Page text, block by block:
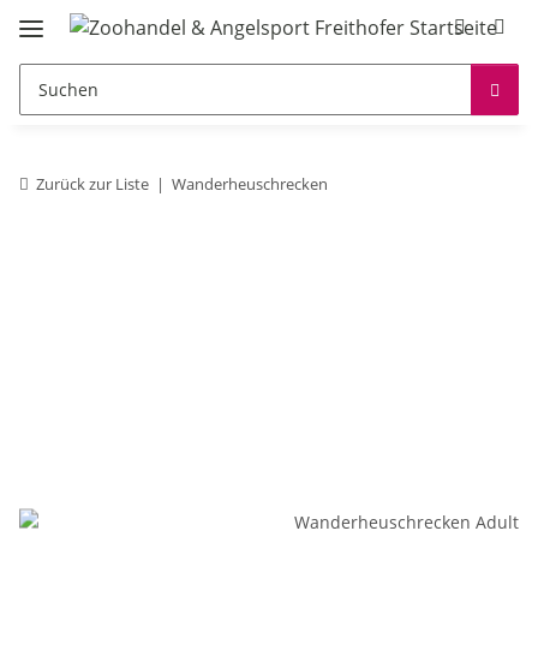
Zurück zur Liste Wanderheuschrecken